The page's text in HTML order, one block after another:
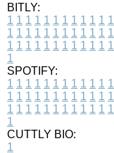
BITLY:
1 1 1 1 1 1 1 1 1 1 1 1
1 1 1 1 1 1 1 1 1 1 1 1
1 1 1 1 1 1 1 1 1 1 1 1
1
SPOTIFY:
1 1 1 1 1 1 1 1 1 1 1 1
1 1 1 1 1 1 1 1 1 1 1 1
1 1 1 1 1 1 1 1 1 1 1 1
1
CUTTLY BIO:
1